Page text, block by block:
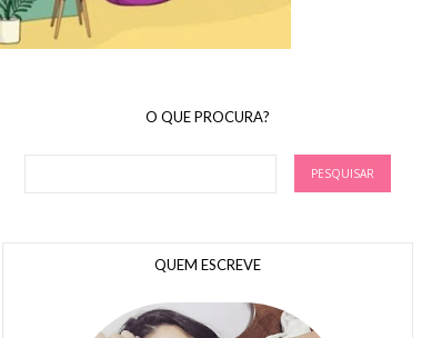
O QUE PROCURA?
QUEM ESCREVE